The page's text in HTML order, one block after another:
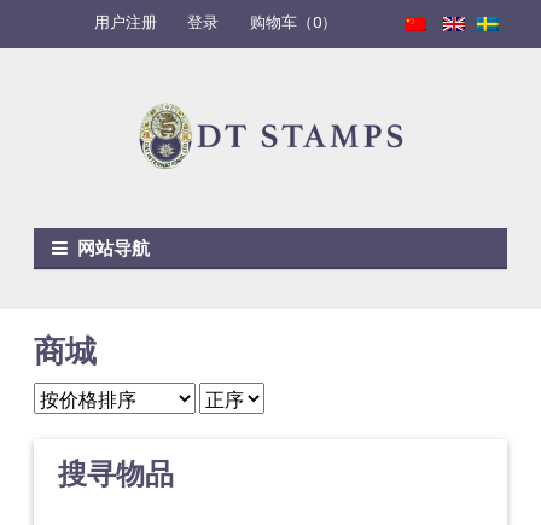
用户注册 登录 购物车（0）
网站导航
商城
搜寻物品